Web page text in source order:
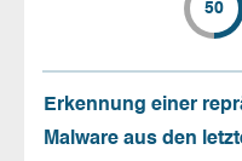
50
Erkennung einer
Malware aus den